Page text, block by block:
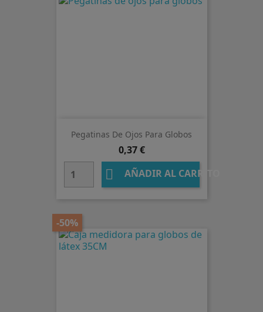
Pegatinas De Ojos Para Globos
Precio
0,37 €
 AÑADIR AL CARRITO
-50%